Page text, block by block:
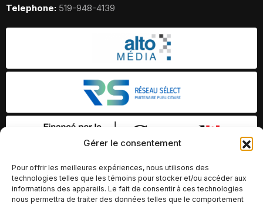
Gérer le consentement
Pour offrir les meilleures expériences, nous utilisons des
technologies telles que les témoins pour stocker et/ou accéder aux
informations des appareils. Le fait de consentir à ces technologies
nous permettra de traiter des données telles que le comportement
Telephone: 519-948-4139